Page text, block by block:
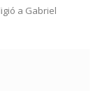
a Gabriel